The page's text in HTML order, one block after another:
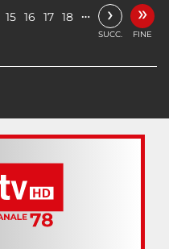
15 16 17 18 … ›
SUCC.
»
FINE